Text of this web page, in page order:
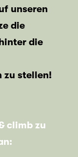
unseren
die
die
zu stellen!
climb zu